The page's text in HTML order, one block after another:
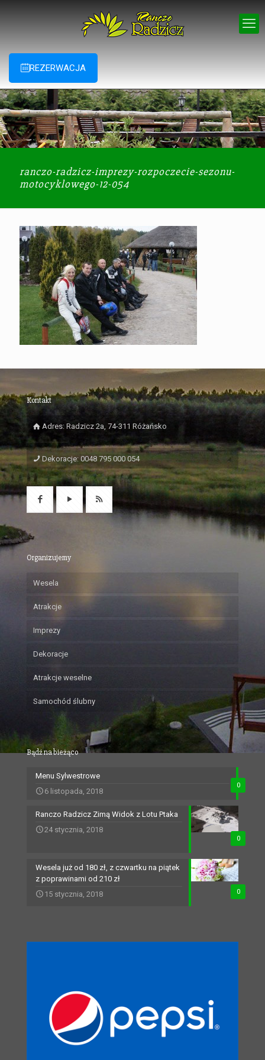
REZERWACJA
ranczo-radzicz-imprezy-rozpoczecie-sezonu-
motocyklowego-12-054
Kontakt
Adres: Radzicz 2a, 74-311 Różańsko
Dekoracje: 0048 795 000 054
Organizujemy
Wesela
Atrakcje
Imprezy
Dekoracje
Atrakcje weselne
Samochód ślubny
Bądź na bieżąco
0
Menu Sylwestrowe
6 listopada, 2018
0
Ranczo Radzicz Zimą Widok z Lotu Ptaka
24 stycznia, 2018
0
Wesela już od 180 zł, z czwartku na piątek
z poprawinami od 210 zł
15 stycznia, 2018